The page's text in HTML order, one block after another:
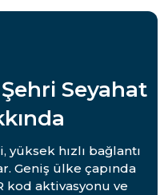
Seyahat
yüksek hızlı bağlantı
Geniş ülke çapında
kod aktivasyonu ve